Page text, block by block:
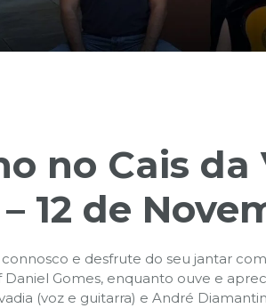
no Cais da
– 12 de
e desfrute do seu jantar
Gomes, enquanto ouve e
(voz e guitarra) e André